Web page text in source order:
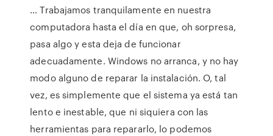
… Trabajamos tranquilamente en nuestra
computadora hasta el día en que, oh sorpresa,
pasa algo y esta deja de funcionar
adecuadamente. Windows no arranca, y no hay
modo alguno de reparar la instalación. O, tal
vez, es simplemente que el sistema ya está tan
lento e inestable, que ni siquiera con las
herramientas para repararlo, lo podemos